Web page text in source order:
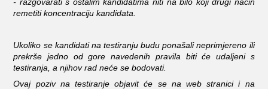
remetiti koncentraciju kandidata.
Ukoliko se kandidati na testiranju budu ponašali neprimjereno ili
prekrše jedno od gore navedenih pravila biti će udaljeni s
testiranja, a njihov rad neće se bodovati.
Ovaj poziv na testiranje objavit će se na web stranici i na